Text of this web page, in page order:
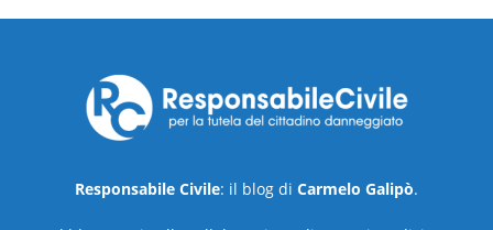
Responsabile Civile: il blog di Carmelo Galipò.